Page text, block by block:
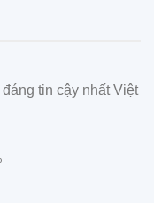
tin cậy nhất Việt